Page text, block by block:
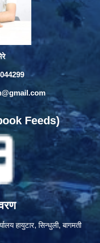
Feeds)
हायुटार, सिन्धुली, बागमती